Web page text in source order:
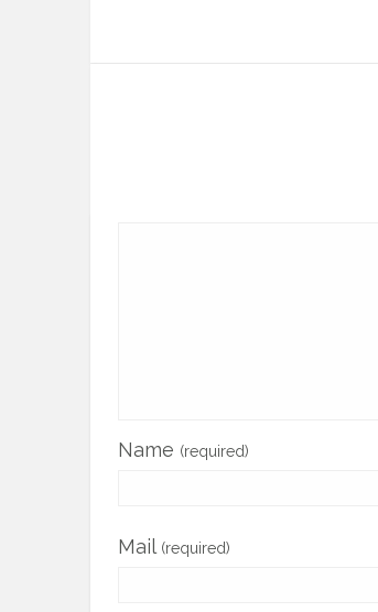
Name (required)
Mail (required)